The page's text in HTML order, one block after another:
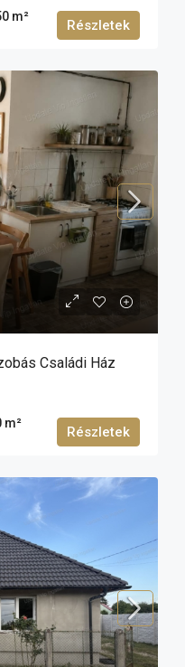
m²
Részletek
Családi Ház
m²
Részletek